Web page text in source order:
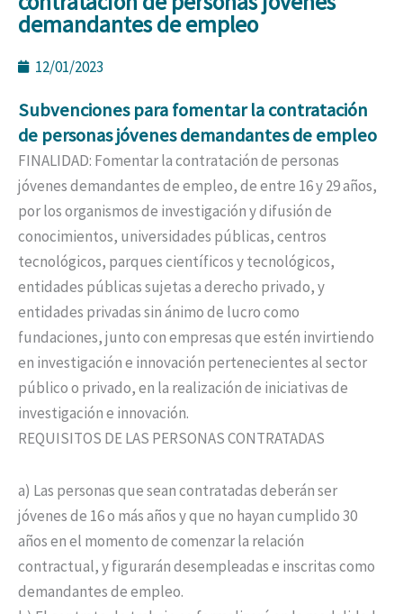
demandantes de empleo
12/01/2023
Subvenciones para fomentar la contratación
de personas jóvenes demandantes de empleo
FINALIDAD: Fomentar la contratación de personas
jóvenes demandantes de empleo, de entre 16 y 29 años,
por los organismos de investigación y difusión de
conocimientos, universidades públicas, centros
tecnológicos, parques científicos y tecnológicos,
entidades públicas sujetas a derecho privado, y
entidades privadas sin ánimo de lucro como
fundaciones, junto con empresas que estén invirtiendo
en investigación e innovación pertenecientes al sector
público o privado, en la realización de iniciativas de
investigación e innovación.
REQUISITOS DE LAS PERSONAS CONTRATADAS
a) Las personas que sean contratadas deberán ser
jóvenes de 16 o más años y que no hayan cumplido 30
años en el momento de comenzar la relación
contractual, y figurarán desempleadas e inscritas como
demandantes de empleo.